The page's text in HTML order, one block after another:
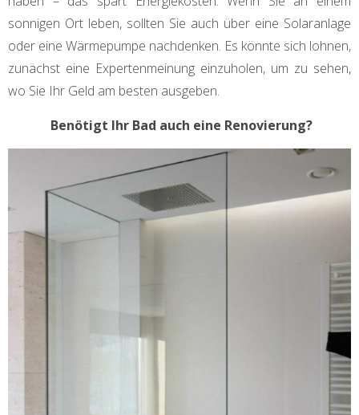
sonnigen Ort leben, sollten Sie auch über eine Solaranlage
oder eine Wärmepumpe nachdenken. Es könnte sich lohnen,
zunächst eine Expertenmeinung einzuholen, um zu sehen,
wo Sie Ihr Geld am besten ausgeben.
Benötigt Ihr Bad auch eine Renovierung?